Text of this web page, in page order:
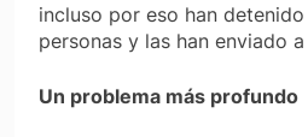
incluso por eso han
personas y las han enviado
Un problema más profundo